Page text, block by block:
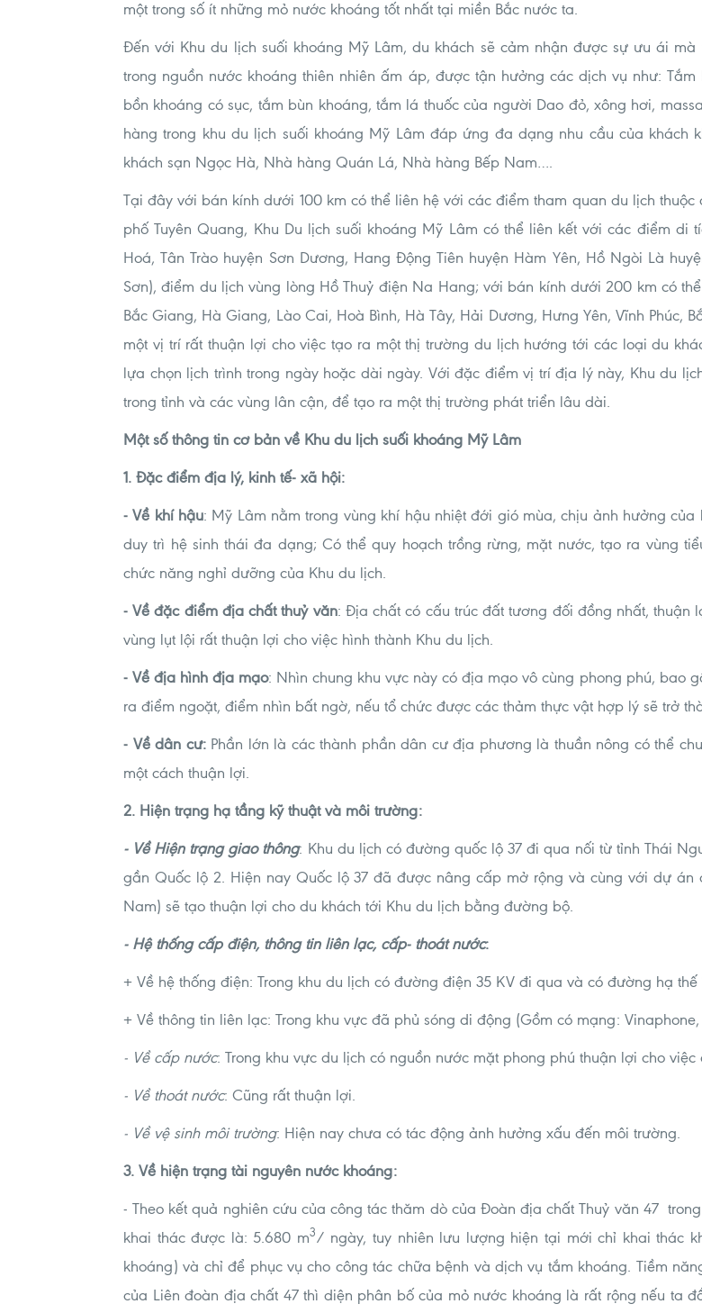
một trong số ít những mỏ nước khoáng tốt nhất tại miền Bắc nước ta.
Đến với Khu du lịch suối khoáng Mỹ Lâm, du khách sẽ cảm nhận được sự ưu ái
trong nguồn nước khoáng thiên nhiên ấm áp, được tận hưởng các dịch vụ như:
bồn khoáng có sục, tắm bùn khoáng, tắm lá thuốc của người Dao đỏ, xông hơi,
hàng trong khu du lịch suối khoáng Mỹ Lâm đáp ứng đa dạng nhu cầu của khách
khách sạn Ngọc Hà, Nhà hàng Quán Lá, Nhà hàng Bếp Nam….
Tại đây với bán kính dưới 100 km có thể liên hệ với các điểm tham quan du lịch thuộc
phố Tuyên Quang, Khu Du lịch suối khoáng Mỹ Lâm có thể liên kết với các điểm di
Hoá, Tân Trào huyện Sơn Dương, Hang Động Tiên huyện Hàm Yên, Hồ Ngòi Là
Sơn), điểm du lịch vùng lòng Hồ Thuỷ điện Na Hang; với bán kính dưới 200 km có
Bắc Giang, Hà Giang, Lào Cai, Hoà Bình, Hà Tây, Hải Dương, Hưng Yên, Vĩnh Phúc,
một vị trí rất thuận lợi cho việc tạo ra một thị trường du lịch hướng tới các loại du
lựa chọn lịch trình trong ngày hoặc dài ngày. Với đặc điểm vị trí địa lý này, Khu du
trong tỉnh và các vùng lân cận, để tạo ra một thị trường phát triển lâu dài.
Một số thông tin cơ bản về Khu du lịch suối khoáng Mỹ Lâm
1. Đặc điểm địa lý, kinh tế- xã hội:
- Về khí hậu: Mỹ Lâm nằm trong vùng khí hậu nhiệt đới gió mùa, chịu ảnh hưởng
duy trì hệ sinh thái đa dạng; Có thể quy hoạch trồng rừng, mặt nước, tạo ra vùng
chức năng nghỉ dưỡng của Khu du lịch.
- Về đặc điểm địa chất thuỷ văn: Địa chất có cấu trúc đất tương đối đồng nhất, thuận
vùng lụt lội rất thuận lợi cho việc hình thành Khu du lịch.
- Về địa hình địa mạo: Nhìn chung khu vực này có địa mạo vô cùng phong phú, bao
ra điểm ngoặt, điểm nhìn bất ngờ, nếu tổ chức được các thảm thực vật hợp lý sẽ trở
- Về dân cư:Phần lớn là các thành phần dân cư địa phương là thuần nông có thể
một cách thuận lợi.
2. Hiện trạng hạ tầng kỹ thuật và môi trường:
- Về Hiện trạng giao thông: Khu du lịch có đường quốc lộ 37 đi qua nối từ tỉnh Thái
gần Quốc lộ 2. Hiện nay Quốc lộ 37 đã được nâng cấp mở rộng và cùng với dự án
Nam) sẽ tạo thuận lợi cho du khách tới Khu du lịch bằng đường bộ.
- Hệ thống cấp điện, thông tin liên lạc, cấp- thoát nước:
+ Về hệ thống điện: Trong khu du lịch có đường điện 35 KV đi qua và có đường hạ thế
+ Về thông tin liên lạc: Trong khu vực đã phủ sóng di động (Gồm có mạng:
- Về cấp nước: Trong khu vực du lịch có nguồn nước mặt phong phú thuận lợi cho
- Về thoát nước: Cũng rất thuận lợi.
- Về vệ sinh môi trường: Hiện nay chưa có tác động ảnh hưởng xấu đến môi trường.
3. Về hiện trạng tài nguyên nước khoáng:
- Theo kết quả nghiên cứu của công tác thăm dò của Đoàn địa chất Thuỷ văn 47
khai thác được là: 5.680 m3/ ngày, tuy nhiên lưu lượng hiện tại mới chỉ khai thác
khoáng) và chỉ để phục vụ cho công tác chữa bệnh và dịch vụ tắm khoáng. Tiềm
của Liên đoàn địa chất 47 thì diện phân bố của mỏ nước khoáng là rất rộng nếu ta